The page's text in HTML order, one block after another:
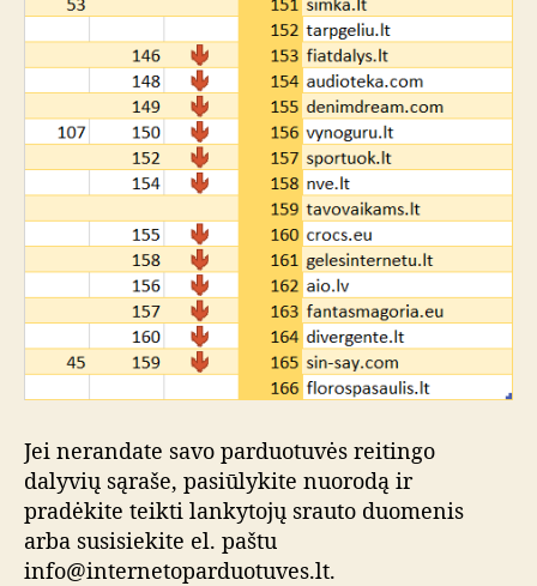
Jei nerandate savo parduotuvės reitingo
dalyvių sąraše, pasiūlykite nuorodą ir
pradėkite teikti lankytojų srauto duomenis
arba susisiekite el. paštu
info@internetoparduotuves.lt.